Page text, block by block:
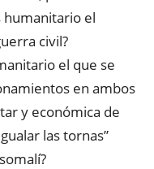
humanitario el
civil?
el que se
en ambos
y económica de
las tornas”